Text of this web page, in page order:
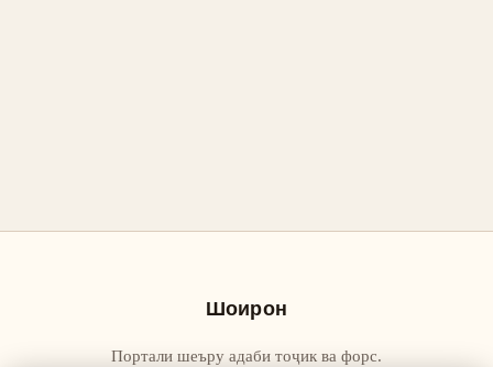
Шоирон
Портали шеъру адаби тоҷик ва форс.